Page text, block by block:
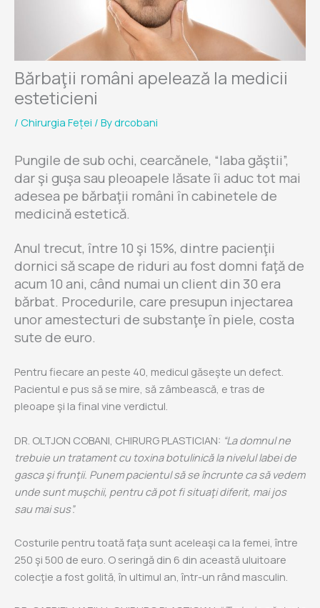
Bărbaţii români apelează la medicii
esteticieni
/ Chirurgia Feței / Bydrcobani
Pungile de sub ochi, cearcănele, “laba găştii”,
dar şi guşa sau pleoapele lăsate îi aduc tot mai
adesea pe bărbaţii români în cabinetele de
medicină estetică.
Anul trecut, între 10 şi 15%, dintre pacienţii
dornici să scape de riduri au fost domni faţă de
acum 10 ani, când numai un client din 30 era
bărbat. Procedurile, care presupun injectarea
unor amestecturi de substanţe în piele, costa
sute de euro.
Pentru fiecare an peste 40, medicul găseşte un defect.
Pacientul e pus să se mire, să zâmbească, e tras de
pleoape şi la final vine verdictul.
DR. OLTJON COBANI, CHIRURG PLASTICIAN: “La domnul ne
trebuie un tratament cu toxina botulinică la nivelul labei de
gasca şi frunţii. Punem pacientul să se încrunte ca să vedem
unde sunt muşchii, pentru că pot fi situaţi diferit, mai jos
sau mai sus”.
Costurile pentru toată faţa sunt aceleaşi ca la femei, între
250 şi 500 de euro. O seringă din 6 din această uluitoare
colecţie a fost golită, în ultimul an, într-un rând masculin.